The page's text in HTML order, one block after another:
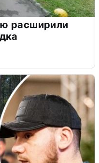
расширили